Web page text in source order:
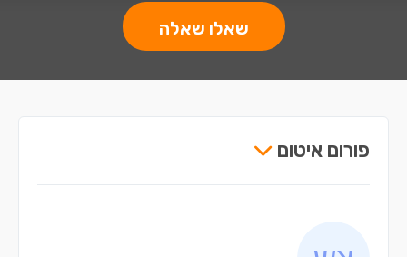
שאלו שאלה
פורום איטום